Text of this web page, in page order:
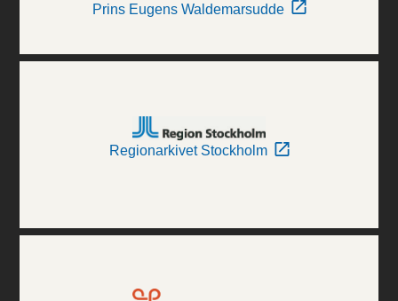
Prins Eugens Waldemarsudde
Regionarkivet Stockholm